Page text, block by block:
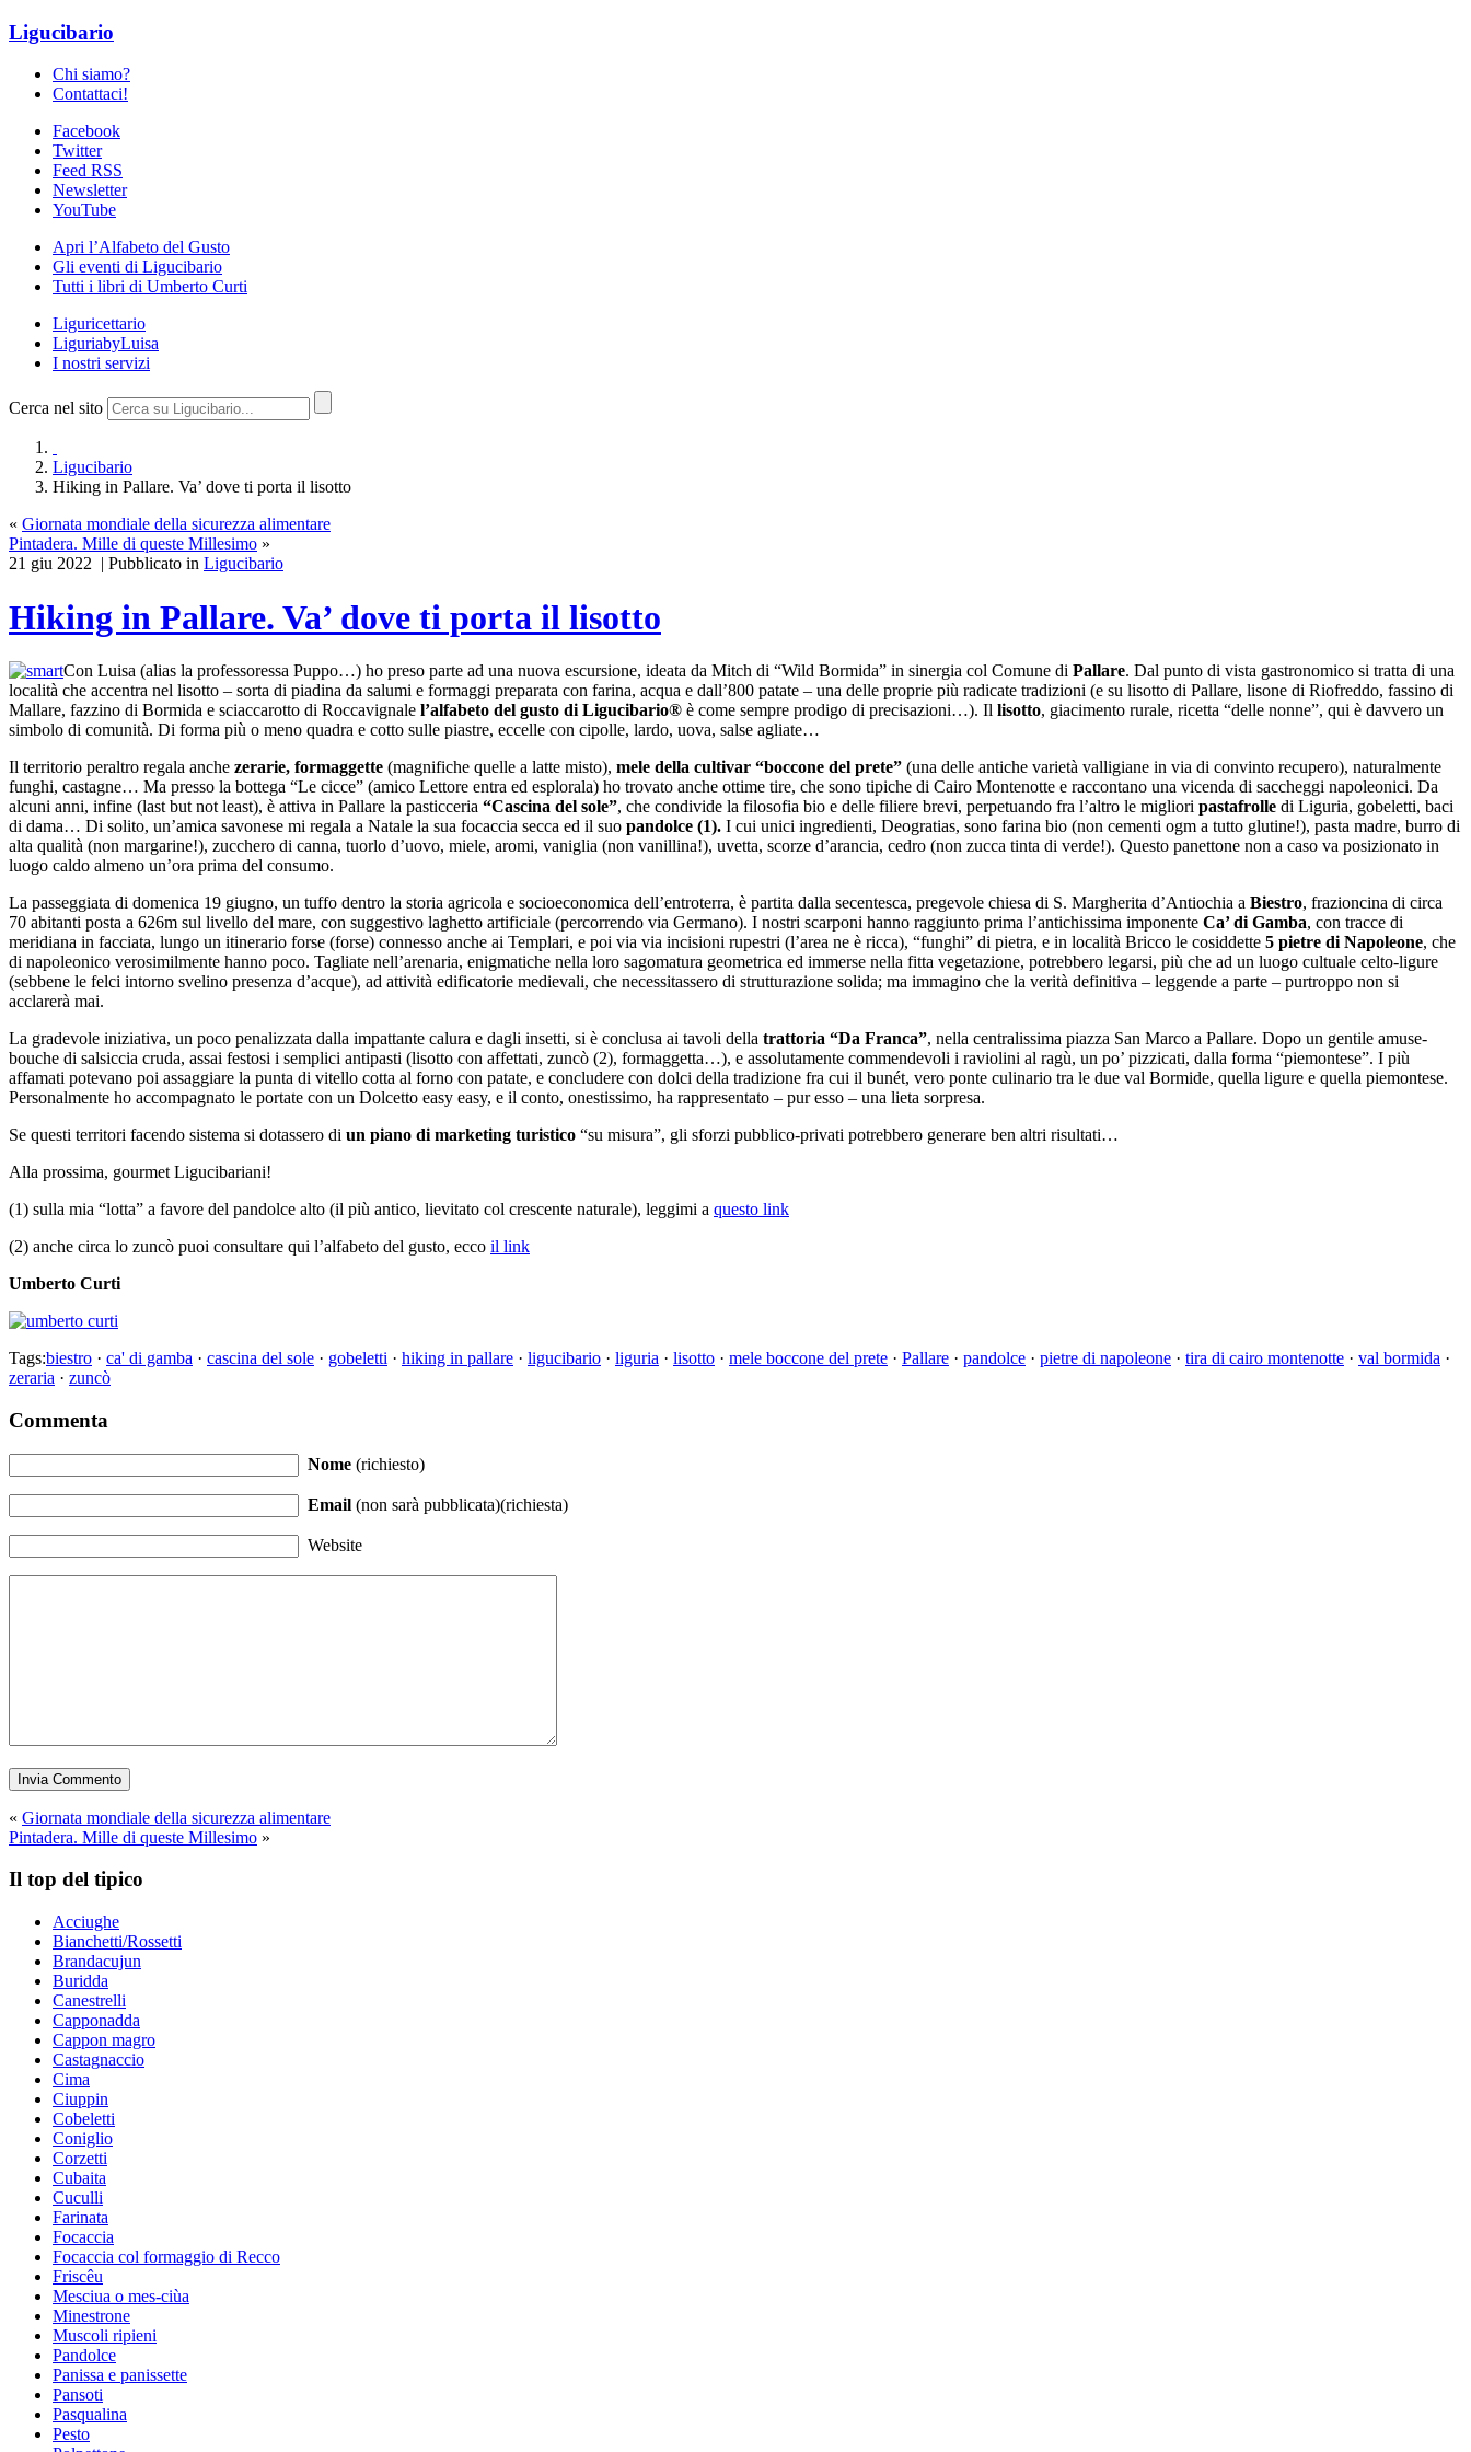
Ligucibario
Chi siamo?
Contattaci!
Facebook
Twitter
Feed RSS
Newsletter
YouTube
Apri l’Alfabeto del Gusto
Gli eventi di Ligucibario
Tutti i libri di Umberto Curti
Liguricettario
LiguriabyLuisa
I nostri servizi
Cerca nel sito
Ligucibario
Hiking in Pallare. Va’ dove ti porta il lisotto
« Giornata mondiale della sicurezza alimentare
Pintadera. Mille di queste Millesimo »
21 giu 2022 | Pubblicato in Ligucibario
Hiking in Pallare. Va’ dove ti porta il lisotto
Con Luisa (alias la professoressa Puppo…) ho preso parte ad una nuova escursione, ideata da Mitch di “Wild Bormida” in sinergia col Comune di Pallare. Dal punto di vista gastronomico si tratta di una
località che accentra nel lisotto – sorta di piadina da salumi e formaggi preparata con farina, acqua e dall’800 patate – una delle proprie più radicate tradizioni (e su lisotto di Pallare, lisone di Riofreddo, fassino di
Mallare, fazzino di Bormida e sciaccarotto di Roccavignale l’alfabeto del gusto di Ligucibario® è come sempre prodigo di precisazioni…). Il lisotto, giacimento rurale, ricetta “delle nonne”, qui è davvero un
simbolo di comunità. Di forma più o meno quadra e cotto sulle piastre, eccelle con cipolle, lardo, uova, salse agliate…
Il territorio peraltro regala anche zerarie, formaggette (magnifiche quelle a latte misto), mele della cultivar “boccone del prete” (una delle antiche varietà valligiane in via di convinto recupero), naturalmente
funghi, castagne… Ma presso la bottega “Le cicce” (amico Lettore entra ed esplorala) ho trovato anche ottime tire, che sono tipiche di Cairo Montenotte e raccontano una vicenda di saccheggi napoleonici. Da
alcuni anni, infine (last but not least), è attiva in Pallare la pasticceria “Cascina del sole”, che condivide la filosofia bio e delle filiere brevi, perpetuando fra l’altro le migliori pastafrolle di Liguria, gobeletti, baci
di dama… Di solito, un’amica savonese mi regala a Natale la sua focaccia secca ed il suo pandolce (1). I cui unici ingredienti, Deogratias, sono farina bio (non cementi ogm a tutto glutine!), pasta madre, burro di
alta qualità (non margarine!), zucchero di canna, tuorlo d’uovo, miele, aromi, vaniglia (non vanillina!), uvetta, scorze d’arancia, cedro (non zucca tinta di verde!). Questo panettone non a caso va posizionato in
luogo caldo almeno un’ora prima del consumo.
La passeggiata di domenica 19 giugno, un tuffo dentro la storia agricola e socioeconomica dell’entroterra, è partita dalla secentesca, pregevole chiesa di S. Margherita d’Antiochia a Biestro, frazioncina di circa
70 abitanti posta a 626m sul livello del mare, con suggestivo laghetto artificiale (percorrendo via Germano). I nostri scarponi hanno raggiunto prima l’antichissima imponente Ca’ di Gamba, con tracce di
meridiana in facciata, lungo un itinerario forse (forse) connesso anche ai Templari, e poi via via incisioni rupestri (l’area ne è ricca), “funghi” di pietra, e in località Bricco le cosiddette 5 pietre di Napoleone, che
di napoleonico verosimilmente hanno poco. Tagliate nell’arenaria, enigmatiche nella loro sagomatura geometrica ed immerse nella fitta vegetazione, potrebbero legarsi, più che ad un luogo cultuale celto-ligure
(sebbene le felci intorno svelino presenza d’acque), ad attività edificatorie medievali, che necessitassero di strutturazione solida; ma immagino che la verità definitiva – leggende a parte – purtroppo non si
acclarerà mai.
La gradevole iniziativa, un poco penalizzata dalla impattante calura e dagli insetti, si è conclusa ai tavoli della trattoria “Da Franca”, nella centralissima piazza San Marco a Pallare. Dopo un gentile amuse-
bouche di salsiccia cruda, assai festosi i semplici antipasti (lisotto con affettati, zuncò (2), formaggetta…), e assolutamente commendevoli i raviolini al ragù, un po’ pizzicati, dalla forma “piemontese”. I più
affamati potevano poi assaggiare la punta di vitello cotta al forno con patate, e concludere con dolci della tradizione fra cui il bunét, vero ponte culinario tra le due val Bormide, quella ligure e quella piemontese.
Personalmente ho accompagnato le portate con un Dolcetto easy easy, e il conto, onestissimo, ha rappresentato – pur esso – una lieta sorpresa.
Se questi territori facendo sistema si dotassero di un piano di marketing turistico “su misura”, gli sforzi pubblico-privati potrebbero generare ben altri risultati…
Alla prossima, gourmet Ligucibariani!
(1) sulla mia “lotta” a favore del pandolce alto (il più antico, lievitato col crescente naturale), leggimi a questo link
(2) anche circa lo zuncò puoi consultare qui l’alfabeto del gusto, ecco il link
Umberto Curti
Tags:biestro · ca' di gamba · cascina del sole · gobeletti · hiking in pallare · ligucibario · liguria · lisotto · mele boccone del prete · Pallare · pandolce · pietre di napoleone · tira di cairo montenotte · val bormida ·
zeraria · zuncò
Commenta
Nome (richiesto)
Email (non sarà pubblicata)(richiesta)
Website
« Giornata mondiale della sicurezza alimentare
Pintadera. Mille di queste Millesimo »
Il top del tipico
Acciughe
Bianchetti/Rossetti
Brandacujun
Buridda
Canestrelli
Capponadda
Cappon magro
Castagnaccio
Cima
Ciuppin
Cobeletti
Coniglio
Corzetti
Cubaita
Cuculli
Farinata
Focaccia
Focaccia col formaggio di Recco
Friscêu
Mesciua o mes-ciùa
Minestrone
Muscoli ripieni
Pandolce
Panissa e panissette
Pansoti
Pasqualina
Pesto